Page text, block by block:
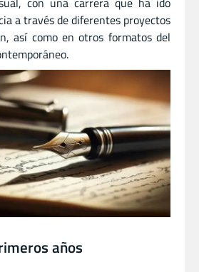
a través de diferentes proyectos
así como en otros formatos del
años